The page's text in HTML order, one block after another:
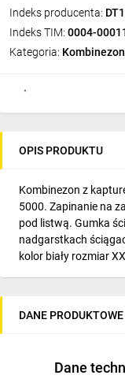
Indeks producenta:
Indeks TIM: 0004-
Kategoria:
OPIS PRODUKTU
Kombinezon z
5000. Zapinanie na
pod listwą. Gumka
nadgarstkach
kolor biały rozmiar
DANE PRODUKTOWE
Dane